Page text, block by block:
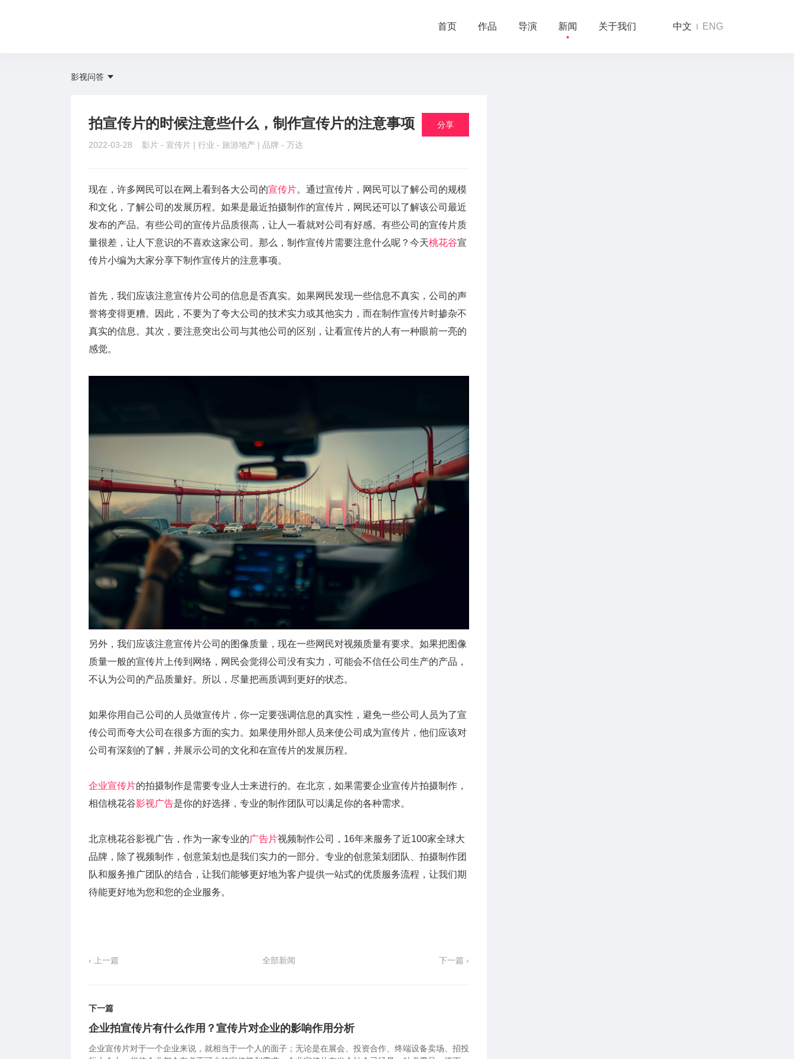
首页 作品 导演 新闻 关于我们 中文 ENG
影视问答
拍宣传片的时候注意些什么，制作宣传片的注意事项
2022-03-28 影片 - 宣传片 | 行业 - 旅游地产 | 品牌 - 万达
分享
现在，许多网民可以在网上看到各大公司的宣传片。通过宣传片，网民可以了解公司的规模
和文化，了解公司的发展历程。如果是最近拍摄制作的宣传片，网民还可以了解该公司最近
发布的产品。有些公司的宣传片品质很高，让人一看就对公司有好感。有些公司的宣传片质
量很差，让人下意识的不喜欢这家公司。那么，制作宣传片需要注意什么呢？今天桃花谷宣
传片小编为大家分享下制作宣传片的注意事项。
首先，我们应该注意宣传片公司的信息是否真实。如果网民发现一些信息不真实，公司的声
誉将变得更糟。因此，不要为了夸大公司的技术实力或其他实力，而在制作宣传片时掺杂不
真实的信息。其次，要注意突出公司与其他公司的区别，让看宣传片的人有一种眼前一亮的
感觉。
另外，我们应该注意宣传片公司的图像质量，现在一些网民对视频质量有要求。如果把图像
质量一般的宣传片上传到网络，网民会觉得公司没有实力，可能会不信任公司生产的产品，
不认为公司的产品质量好。所以，尽量把画质调到更好的状态。
如果你用自己公司的人员做宣传片，你一定要强调信息的真实性，避免一些公司人员为了宣
传公司而夸大公司在很多方面的实力。如果使用外部人员来使公司成为宣传片，他们应该对
公司有深刻的了解，并展示公司的文化和在宣传片的发展历程。
企业宣传片的拍摄制作是需要专业人士来进行的。在北京，如果需要企业宣传片拍摄制作，
相信桃花谷影视广告是你的好选择，专业的制作团队可以满足你的各种需求。
北京桃花谷影视广告，作为一家专业的广告片视频制作公司，16年来服务了近100家全球大
品牌，除了视频制作，创意策划也是我们实力的一部分。专业的创意策划团队、拍摄制作团
队和服务推广团队的结合，让我们能够更好地为客户提供一站式的优质服务流程，让我们期
待能更好地为您和您的企业服务。
‹ 上一篇 全部新闻 下一篇 ›
下一篇
企业拍宣传片有什么作用？宣传片对企业的影响作用分析
企业宣传片对于一个企业来说，就相当于一个人的面子；无论是在展会、投资合作、终端设备卖场、招投